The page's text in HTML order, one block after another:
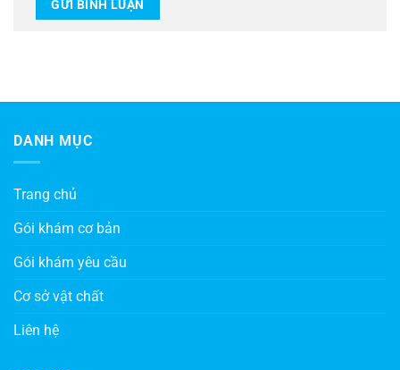
DANH MỤC
Trang chủ
Gói khám cơ bản
Gói khám yêu cầu
Cơ sở vật chất
Liên hệ